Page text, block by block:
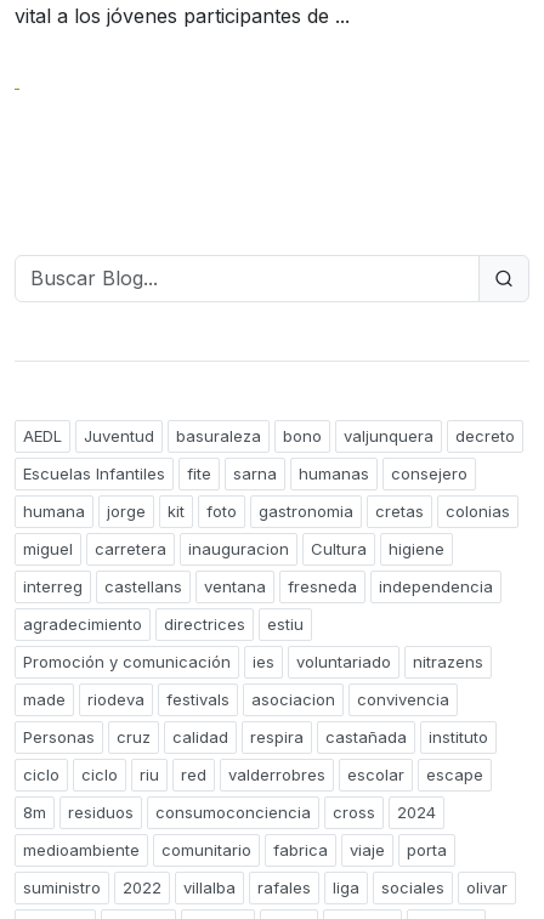
vital a los jóvenes participantes de ...
AEDL Juventud basuraleza bono valjunquera
decreto
Escuelas Infantiles
fite sarna humanas
consejero
humana
jorge kit foto gastronomia cretas
colonias
miguel
carretera inauguracion Cultura
higiene
interreg
castellans ventana fresneda
independencia
agradecimiento
directrices
estiu
Promoción y comunicación
ies voluntariado
nitrazens
made
riodeva festivals asociacion
convivencia
Personas
cruz calidad respira castañada
instituto
ciclo
ciclo riu red valderrobres escolar
escape
8m
residuos consumoconciencia cross
2024
medioambiente
comunitario fabrica viaje
porta
suministro
2022 villalba rafales liga sociales
olivar